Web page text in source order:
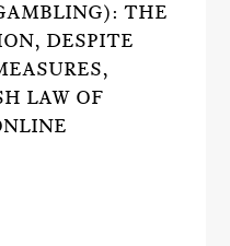
THE
DESPITE
LAW OF